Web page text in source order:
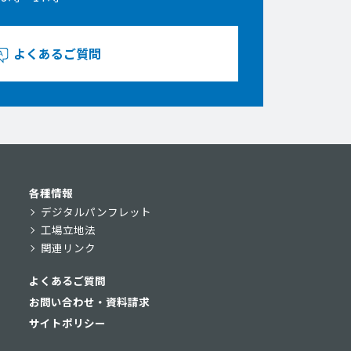
よくあるご質問
各種情報
デジタルパンフレット
工場立地法
関連リンク
よくあるご質問
お問い合わせ・資料請求
サイトポリシー